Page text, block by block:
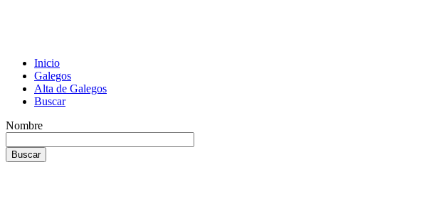
Inicio
Galegos
Alta de Galegos
Buscar
Nombre